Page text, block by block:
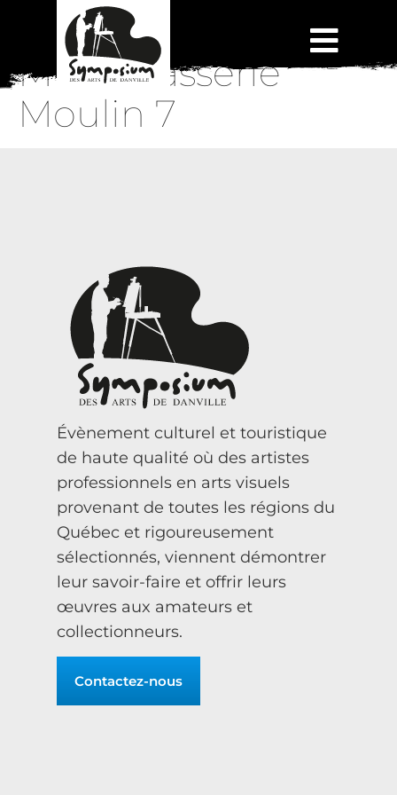
Microbrasserie
Moulin 7
Évènement culturel et touristique
de haute qualité où des artistes
professionnels en arts visuels
provenant de toutes les régions du
Québec et rigoureusement
sélectionnés, viennent démontrer
leur savoir-faire et offrir leurs
œuvres aux amateurs et
collectionneurs.
Contactez-nous